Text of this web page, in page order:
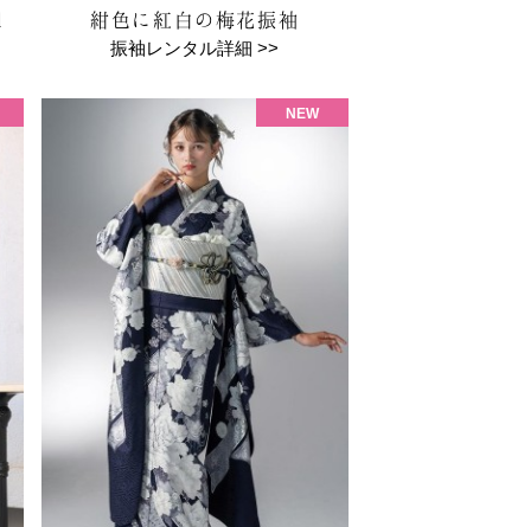
紺色に紅白の梅花振袖
振袖レンタル詳細 >>